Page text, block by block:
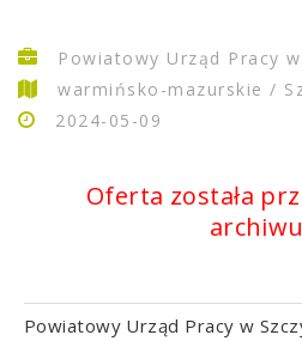
Powiatowy Urząd Pracy
warmińsko-mazurskie /
2024-05-09
Oferta została
Powiatowy Urząd Pracy w